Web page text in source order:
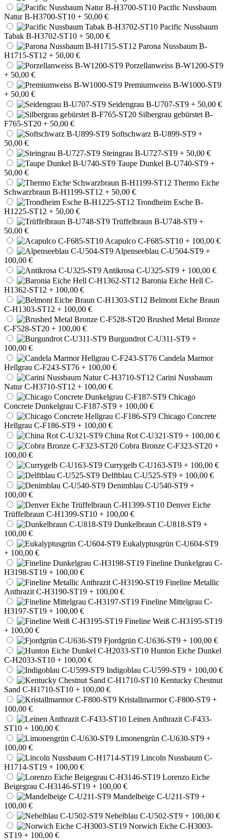
Pacific Nussbaum
Natur B-H3700-ST10 + 50,00 €
Pacific Nussbaum
Tabak B-H3702-ST10 + 50,00 €
Parona Nussbaum B-
H1715-ST12 + 50,00 €
Porzellanweiss B-W1200-ST9
+ 50,00 €
Premiumweiss B-W1000-ST9
+ 50,00 €
Seidengrau B-U707-ST9 + 50,00 €
Silbergrau gebürstet B-
F765-ST20 + 50,00 €
Softschwarz B-U899-ST9 +
50,00 €
Steingrau B-U727-ST9 + 50,00 €
Taupe Dunkel B-U740-ST9 +
50,00 €
Thermo Eiche
Schwarzbraun B-H1199-ST12 + 50,00 €
Trondheim Esche B-
H1225-ST12 + 50,00 €
Trüffelbraun B-U748-ST9 +
50,00 €
Acapulco C-F685-ST10 + 100,00 €
Alpenseeblau C-U504-ST9 +
100,00 €
Antikrosa C-U325-ST9 + 100,00 €
Baronia Eiche Hell C-
H1362-ST12 + 100,00 €
Belmont Eiche Braun
C-H1303-ST12 + 100,00 €
Brushed Metal Bronze
C-F528-ST20 + 100,00 €
Burgundrot C-U311-ST9 +
100,00 €
Candela Marmor
Hellgrau C-F243-ST76 + 100,00 €
Carini Nussbaum
Natur C-H3710-ST12 + 100,00 €
Chicago
Concrete Dunkelgrau C-F187-ST9 + 100,00 €
Chicago Concrete
Hellgrau C-F186-ST9 + 100,00 €
China Rot C-U321-ST9 + 100,00 €
Cobra Bronze C-F323-ST20 +
100,00 €
Currygelb C-U163-ST9 + 100,00 €
Delftblau C-U525-ST9 + 100,00 €
Denimblau C-U540-ST9 +
100,00 €
Denver Eiche
Trüffelbraun C-H1399-ST10 + 100,00 €
Dunkelbraun C-U818-ST9 +
100,00 €
Eukalyptusgrün C-U604-ST9
+ 100,00 €
Fineline Dunkelgrau C-
H3198-ST19 + 100,00 €
Fineline Metallic
Anthrazit C-H3190-ST19 + 100,00 €
Fineline Mittelgrau C-
H3197-ST19 + 100,00 €
Fineline Weiß C-H3195-ST19
+ 100,00 €
Fjordgrün C-U636-ST9 + 100,00 €
Hunton Eiche Dunkel
C-H2033-ST10 + 100,00 €
Indigoblau C-U599-ST9 + 100,00 €
Kentucky Chestnut
Sand C-H1710-ST10 + 100,00 €
Kristallmarmor C-F800-ST9 +
100,00 €
Leinen Anthrazit C-F433-
ST10 + 100,00 €
Limonengrün C-U630-ST9 +
100,00 €
Lincoln Nussbaum C-
H1714-ST19 + 100,00 €
Lorenzo Eiche
Beigegrau C-H3146-ST19 + 100,00 €
Mandelbeige C-U211-ST9 +
100,00 €
Nebelblau C-U502-ST9 + 100,00 €
Norwich Eiche C-H3003-
ST19 + 100,00 €